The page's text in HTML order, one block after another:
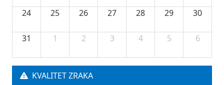
24 25 26 27 28 29 30
31 1 2 3 4 5 6
KVALITET ZRAKA